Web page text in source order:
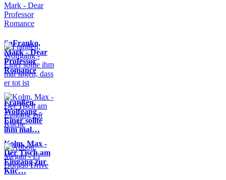
SaFranko,
Mark - Dear
Professor
Romance
Franßen,
Wolfgang -
Einer sollte
ihm mal…
Kolm, Max -
Der Tisch am
Eingang zur
Küc…